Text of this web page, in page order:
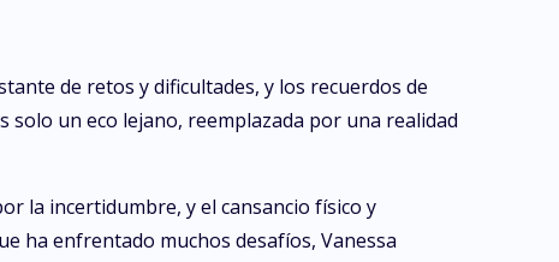
de retos y dificultades, y los recuerdos de
solo un eco lejano, reemplazada por una realidad
la incertidumbre, y el cansancio físico y
ha enfrentado muchos desafíos, Vanessa